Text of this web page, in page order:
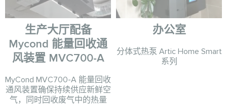
生产大厅配备
Mycond 能量回收通
风装置 MVC700-A
MyCond MVC700-A 能量回收
通风装置确保持续供应新鲜空
气，同时回收废气中的热量
办公室
分体式热泵 Artic Home Smart
系列